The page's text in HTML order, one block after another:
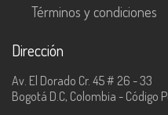
Términos y condiciones
Dirección
Av. El Dorado Cr. 45 # 26 - 33
Bogotá D.C, Colombia - Código